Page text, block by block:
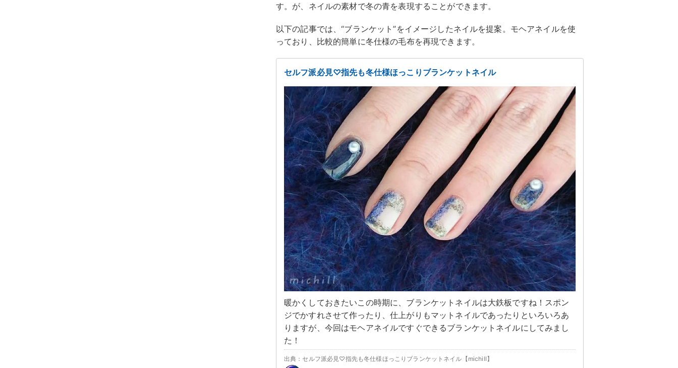
す。が、ネイルの素材で冬の青を表現することができます。
以下の記事では、“ブランケット”をイメージしたネイルを提案。モヘアネイルを使
っており、比較的簡単に冬仕様の毛布を再現できます。
セルフ派必見♡指先も冬仕様ほっこりブランケットネイル
暖かくしておきたいこの時期に、ブランケットネイルは大鉄板ですね！スポン
ジでかすれさせて作ったり、仕上がりもマットネイルであったりといろいろあ
りますが、今回はモヘアネイルですぐできるブランケットネイルにしてみまし
た！
出典：セルフ派必見♡指先も冬仕様ほっこりブランケットネイル【michill】